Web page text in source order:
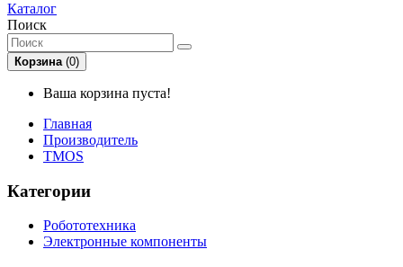
Каталог
Поиск
Корзина (0)
Ваша корзина пуста!
Главная
Производитель
TMOS
Категории
Робототехника
Электронные компоненты